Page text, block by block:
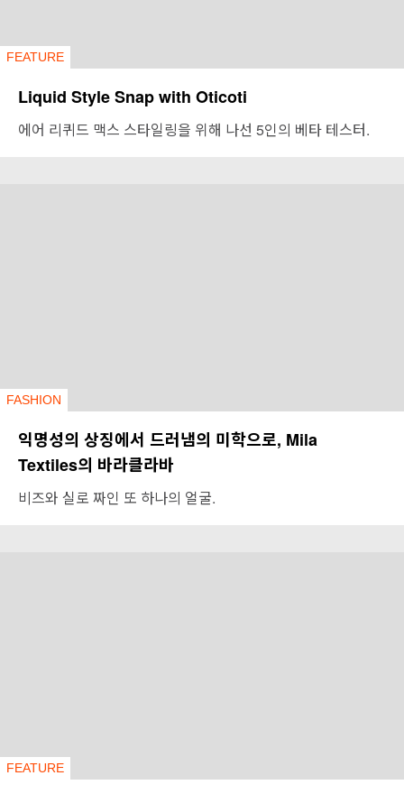
FEATURE
Liquid Style Snap with Oticoti
에어 리퀴드 맥스 스타일링을 위해 나선 5인의 베타 테스터.
FASHION
익명성의 상징에서 드러냄의 미학으로, Mila
Textiles의 바라클라바
비즈와 실로 짜인 또 하나의 얼굴.
FEATURE